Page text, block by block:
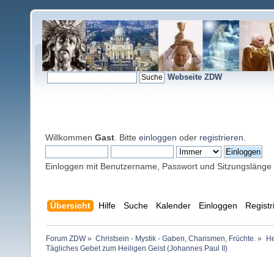
Webseite ZDW
Willkommen Gast . Bitte einloggen oder registrieren
Einloggen mit Benutzername, Passwort und Sitzungslänge
Übersicht Hilfe Suche Kalender Einloggen
Forum ZDW» Christsein - Mystik - Gaben, Charismen, Früchte. »
Tägliches Gebet zum Heiligen Geist (Johannes Paul II)